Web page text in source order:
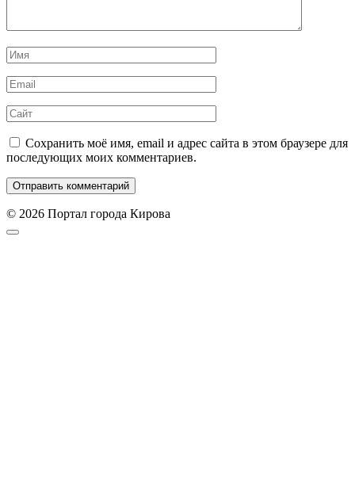
Имя
*
Email
*
Сайт
Сохранить моё имя, email и адрес сайта в этом браузере для
последующих моих комментариев.
© 2026 Портал города Кирова